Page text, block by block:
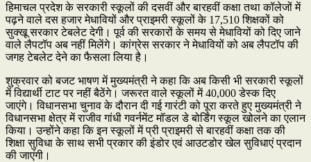
हिमाचल प्रदेश के सरकारी स्कूलों की दसवीं और बारहवीं कक्षा तथा कॉलेजों में
पढ़ने वाले दस हजार मेधावियों और प्राइमरी स्कूलों के 17,510 शिक्षकों को
सुक्खू सरकार टेबलेट देगी। पूर्व की सरकारों के समय से मेधावियों को दिए जाने
वाले लैपटॉप अब नहीं मिलेंगे। कांग्रेस सरकार ने मेधावियों को अब लैपटॉप की
जगह टेबलेट देने का फैसला लिया है।
शुक्रवार को बजट भाषण में मुख्यमंत्री ने कहा कि अब किसी भी सरकारी स्कूलों
में विद्यार्थी टाट पर नहीं बैठेंगे। जरूरत वाले स्कूलों में 40,000 डेस्क दिए
जाएंगे। विधानसभा चुनाव के दौरान दी गई गारंटी को पूरा करते हुए मुख्यमंत्री ने
विधानसभा क्षेत्र में राजीव गांधी गवर्नमेंट मॉडल डे बोर्डिंग स्कूल खोलने का एलान
किया। उन्होंने कहा कि इन स्कूलों में प्री प्राइमरी से बारहवीं कक्षा तक की
शिक्षा सुविधा के साथ सभी प्रकार की इंडोर एवं आउटडोर खेल सुविधाएं प्रदान
की जाएंगी।